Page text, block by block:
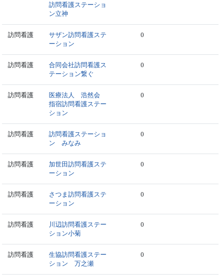
訪問看護ステーショ
ン立神
訪問看護
サザン訪問看護ステ
ーション
0
訪問看護
合同会社訪問看護ス
テーション繋ぐ
0
訪問看護
医療法人 浩然会
指宿訪問看護ステー
ション
0
訪問看護
訪問看護ステーショ
ン みなみ
0
訪問看護
加世田訪問看護ステ
ーション
0
訪問看護
さつま訪問看護ステ
ーション
0
訪問看護
川辺訪問看護ステー
ション小菊
0
訪問看護
生協訪問看護ステー
ション 万之瀬
0